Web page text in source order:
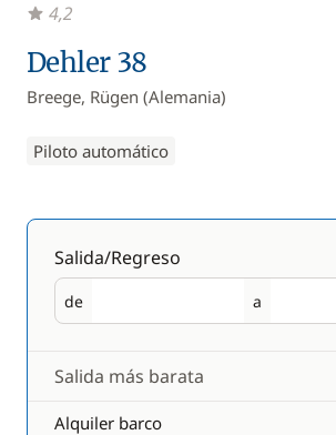
Dehler 38
Breege, Rügen (Alemania)
Piloto automático
4,2
Salida/Regreso
de
Salida a
Regreso
Salida más barata
Alquiler barco